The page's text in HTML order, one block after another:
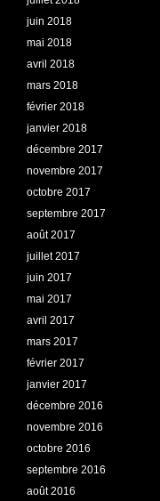
juin 2018
mai 2018
avril 2018
mars 2018
février 2018
janvier 2018
décembre 2017
novembre 2017
octobre 2017
septembre 2017
août 2017
juillet 2017
juin 2017
mai 2017
avril 2017
mars 2017
février 2017
janvier 2017
décembre 2016
novembre 2016
octobre 2016
septembre 2016
août 2016